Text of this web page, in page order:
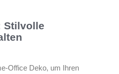
Stilvolle
Office Deko, um Ihren